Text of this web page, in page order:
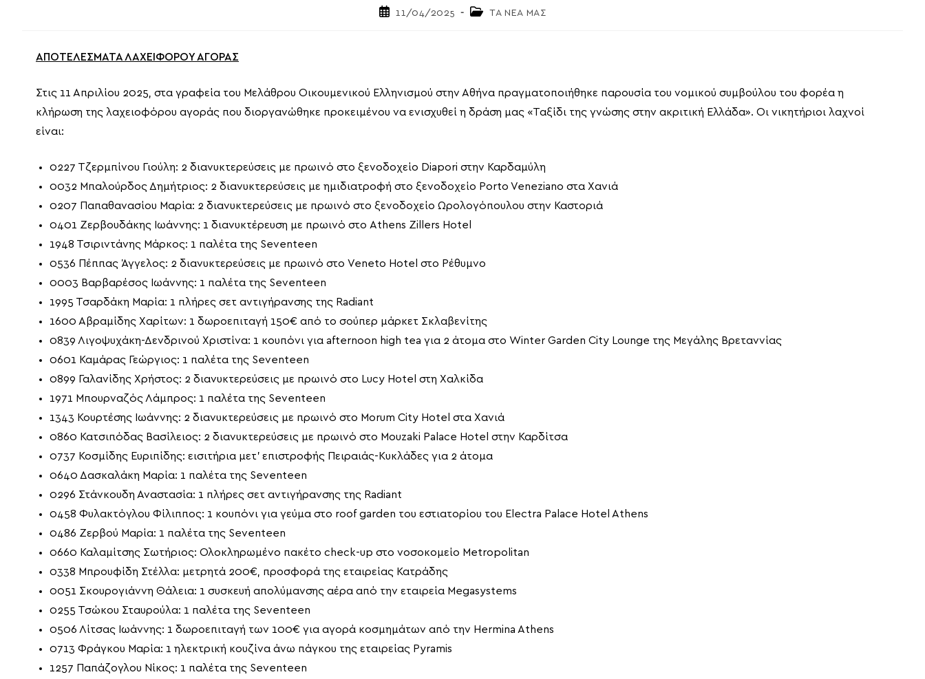
Post11/04/2025
PostΤΑ ΝΕΑ ΜΑΣ
ΑΠΟΤΕΛΕΣΜΑΤΑ ΛΑΧΕΙΦΟΡΟΥ ΑΓΟΡΑΣ
Στις 11 Απριλίου 2025, στα γραφεία του Μελάθρου Οικουμενικού Ελληνισμού στην Αθήνα πραγματοποιήθηκε παρουσία του νομικού συμβούλου του φορέα η
κλήρωση της λαχειοφόρου αγοράς που διοργανώθηκε προκειμένου να ενισχυθεί η δράση μας «Ταξίδι της γνώσης στην ακριτική Ελλάδα». Οι νικητήριοι λαχνοί
είναι:
0227 Τζερμπίνου Γιούλη: 2 διανυκτερεύσεις με πρωινό στο ξενοδοχείο Diapori στην Καρδαμύλη
0032 Μπαλούρδος Δημήτριος: 2 διανυκτερεύσεις με ημιδιατροφή στο ξενοδοχείο Porto Veneziano στα Χανιά
0207 Παπαθανασίου Μαρία: 2 διανυκτερεύσεις με πρωινό στο ξενοδοχείο Ωρολογόπουλου στην Καστοριά
0401 Ζερβουδάκης Ιωάννης: 1 διανυκτέρευση με πρωινό στο Athens Zillers Hotel
1948 Τσιριντάνης Μάρκος: 1 παλέτα της Seventeen
0536 Πέππας Άγγελος: 2 διανυκτερεύσεις με πρωινό στο Veneto Hotel στο Ρέθυμνο
0003 Βαρβαρέσος Ιωάννης: 1 παλέτα της Seventeen
1995 Τσαρδάκη Μαρία: 1 πλήρες σετ αντιγήρανσης της Radiant
1600 Αβραμίδης Χαρίτων: 1 δωροεπιταγή 150€ από το σούπερ μάρκετ Σκλαβενίτης
0839 Λιγοψυχάκη-Δενδρινού Χριστίνα: 1 κουπόνι για afternoon high tea για 2 άτομα στο Winter Garden City Lounge της Μεγάλης Βρεταννίας
0601 Καμάρας Γεώργιος: 1 παλέτα της Seventeen
0899 Γαλανίδης Χρήστος: 2 διανυκτερεύσεις με πρωινό στο Lucy Hotel στη Χαλκίδα
1971 Μπουρναζός Λάμπρος: 1 παλέτα της Seventeen
1343 Κουρτέσης Ιωάννης: 2 διανυκτερεύσεις με πρωινό στο Morum City Hotel στα Χανιά
0860 Κατσιπόδας Βασίλειος: 2 διανυκτερεύσεις με πρωινό στο Mouzaki Palace Hotel στην Καρδίτσα
0737 Κοσμίδης Ευριπίδης: εισιτήρια μετ’ επιστροφής Πειραιάς-Κυκλάδες για 2 άτομα
0640 Δασκαλάκη Μαρία: 1 παλέτα της Seventeen
0296 Στάνκουδη Αναστασία: 1 πλήρες σετ αντιγήρανσης της Radiant
0458 Φυλακτόγλου Φίλιππος: 1 κουπόνι για γεύμα στο roof garden του εστιατορίου του Electra Palace Hotel Athens
0486 Ζερβού Μαρία: 1 παλέτα της Seventeen
0660 Καλαμίτσης Σωτήριος: Ολοκληρωμένο πακέτο check-up στο νοσοκομείο Metropolitan
0338 Μπρουφίδη Στέλλα: μετρητά 200€, προσφορά της εταιρείας Κατράδης
0051 Σκουρογιάννη Θάλεια: 1 συσκευή απολύμανσης αέρα από την εταιρεία Megasystems
0255 Τσώκου Σταυρούλα: 1 παλέτα της Seventeen
0506 Λίτσας Ιωάννης: 1 δωροεπιταγή των 100€ για αγορά κοσμημάτων από την Hermina Athens
0713 Φράγκου Μαρία: 1 ηλεκτρική κουζίνα άνω πάγκου της εταιρείας Pyramis
1257 Παπάζογλου Νίκος: 1 παλέτα της Seventeen